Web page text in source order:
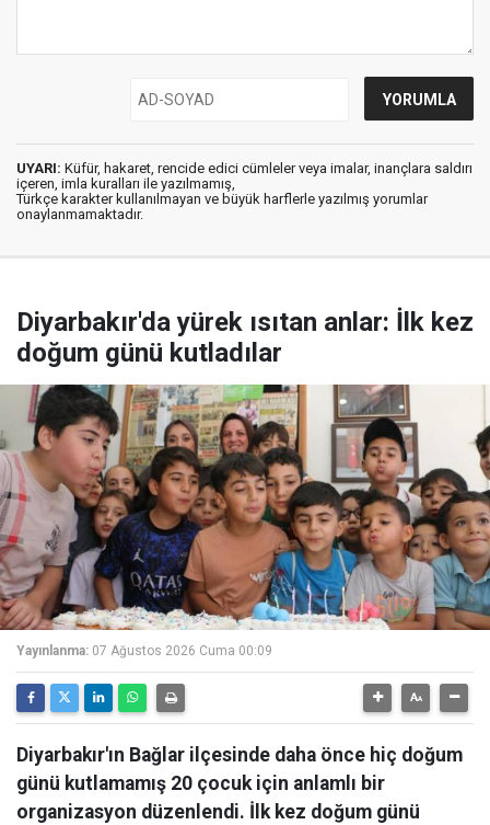
UYARI: Küfür, hakaret, rencide edici cümleler veya imalar, inançlara saldırı
içeren, imla kuralları ile yazılmamış,
Türkçe karakter kullanılmayan ve büyük harflerle yazılmış yorumlar
onaylanmamaktadır.
Diyarbakır'da yürek ısıtan anlar: İlk kez
doğum günü kutladılar
Yayınlanma: 07 Ağustos 2026 Cuma 00:09
Diyarbakır'ın Bağlar ilçesinde daha önce hiç doğum
günü kutlamamış 20 çocuk için anlamlı bir
organizasyon düzenlendi. İlk kez doğum günü